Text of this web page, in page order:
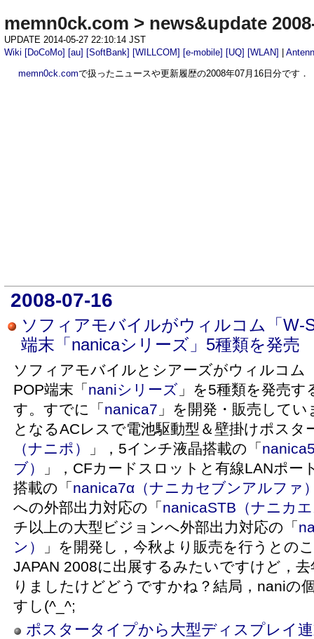
memn0ck.com > news&update
UPDATE 2014-05-27 22:10:14 JST
Wiki [DoCoMo] [au] [SoftBank] [WILLCOM] [e-mobile] [UQ] [WLAN] |
memn0ck.comで扱ったニュースや更新履歴の2008年07月16日分です．
2008-07-16
ソフィアモバイルがウィルコム「W-
端末「nanicaシリーズ」5種類を発売
ソフィアモバイルとシアーズがウィルコム
POP端末「naniシリーズ 」を5種類を発売
す。すでに「nanica7 」を開発・販売して
となるACレスで電池駆動型＆壁掛けポスタ
（ナニポ）
」，5インチ液晶搭載の「
ブ）
」，CFカードスロットと有線LANポー
搭載の「nanica7α（ナニカセブンアルファ
への外部出力対応の「nanicaSTB（ナニカ
チ以上の大型ビジョンへ外部出力対応の「
ン）
」を開発し，今秋より販売を行うとの
JAPAN 2008に出展するみたいですけど，
りましたけどどうですかね？結局，naniの
すし(^_^;
ポスタータイプから大型ディスプレイ